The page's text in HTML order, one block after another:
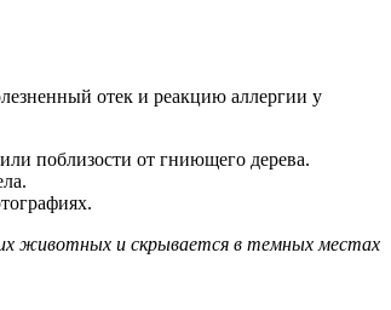
отек и реакцию аллергии у
поблизости от гниющего дерева.
животных и скрывается в темных местах